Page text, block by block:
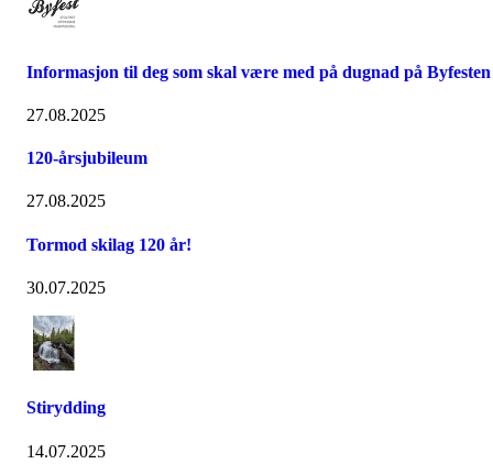
Informasjon til deg som skal være med på dugnad på Byfesten
27.08.2025
120-årsjubileum
27.08.2025
Tormod skilag 120 år!
30.07.2025
Stirydding
14.07.2025